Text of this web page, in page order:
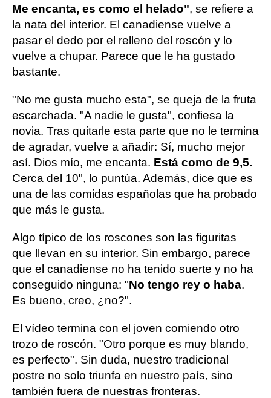
Me encanta, es como el helado", se refiere a
la nata del interior. El canadiense vuelve a
pasar el dedo por el relleno del roscón y lo
vuelve a chupar. Parece que le ha gustado
bastante.
"No me gusta mucho esta", se queja de la fruta
escarchada. "A nadie le gusta", confiesa la
novia. Tras quitarle esta parte que no le termina
de agradar, vuelve a añadir: Sí, mucho mejor
así. Dios mío, me encanta. Está como de 9,5.
Cerca del 10", lo puntúa. Además, dice que es
una de las comidas españolas que ha probado
que más le gusta.
Algo típico de los roscones son las figuritas
que llevan en su interior. Sin embargo, parece
que el canadiense no ha tenido suerte y no ha
conseguido ninguna: "No tengo rey o haba.
Es bueno, creo, ¿no?".
El vídeo termina con el joven comiendo otro
trozo de roscón. "Otro porque es muy blando,
es perfecto". Sin duda, nuestro tradicional
postre no solo triunfa en nuestro país, sino
también fuera de nuestras fronteras.